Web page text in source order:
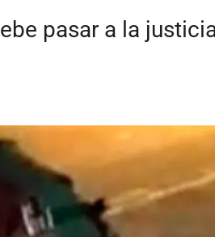
pasar a la